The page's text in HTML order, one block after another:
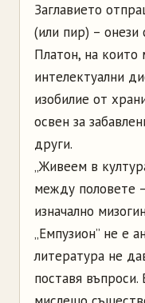
Заглавието
(или пир) –
Платон, на които
интелектуални
изобилие от
освен за
други.
„Живеем в
между половете
изначално
„Емпузион” не е
литература не
поставя